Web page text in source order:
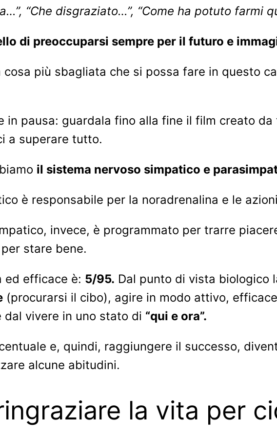
“Che disgraziato…”, “Come ha potuto farmi
di preoccuparsi sempre per il futuro e
cosa più sbagliata che si possa fare in questo
in pausa: guardala fino alla fine il film creato
a superare tutto.
il sistema nervoso simpatico e
è responsabile per la noradrenalina e le
invece, è programmato per trarre
stare bene.
ed efficace è: 5/95. Dal punto di vista biologico
(procurarsi il cibo), agire in modo attivo,
dal vivere in uno stato di “qui e ora”.
e, quindi, raggiungere il successo,
alcune abitudini.
la vita per